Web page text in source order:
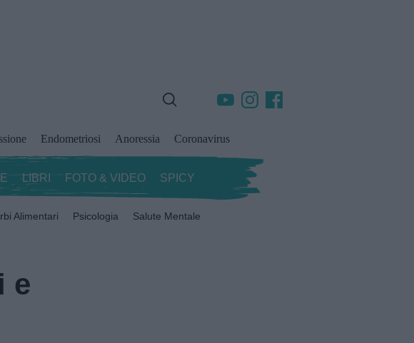
Endometriosi Anoressia Coronavirus
LIBRI FOTO & VIDEO SPICY
Alimentari Psicologia Salute Mentale
e